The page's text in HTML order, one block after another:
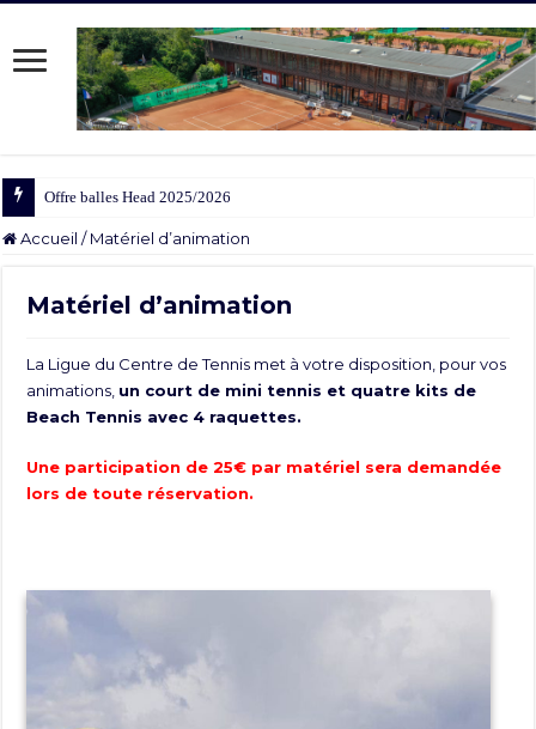
Offre balles Head 2025/2026
Accueil / Matériel d’animation
Matériel d’animation
La Ligue du Centre de Tennis met à votre disposition, pour vos
animations, un court de mini tennis et quatre kits de
Beach Tennis avec 4 raquettes.
Une participation de 25€ par matériel sera demandée
lors de toute réservation.